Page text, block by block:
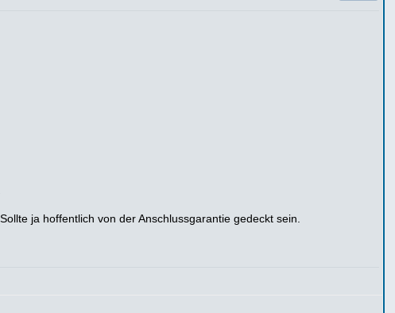
ja hoffentlich von der Anschlussgarantie gedeckt sein.